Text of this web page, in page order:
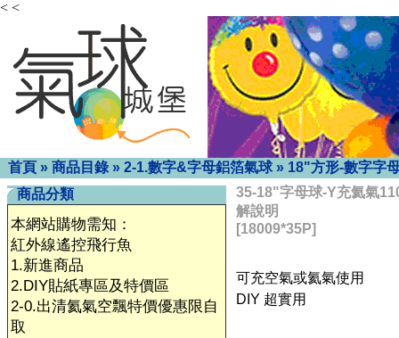
< <
首頁 » 商品目錄 » 2-1.數字&字母鋁箔氣球 » 18"方形-數字字
商品分類
本網站購物需知：
紅外線遙控飛行魚
1.新進商品
2.DIY貼紙專區及特價區
2-0.出清氦氣空飄特價優惠限自
取
35-18"字母球-Y充氦氣
解說明
[18009*35P]
可充空氣或氦氣使用
DIY 超實用